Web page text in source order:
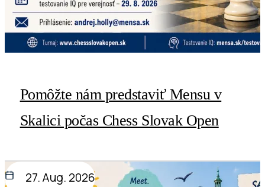
Pomôžte nám predstaviť Mensu v
Skalici počas Chess Slovak Open
27. Aug. 2026